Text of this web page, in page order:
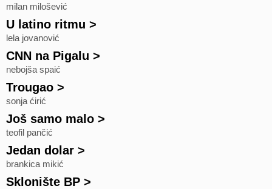
milan milošević
U latino ritmu >
lela jovanović
CNN na Pigalu >
nebojša spaić
Trougao >
sonja ćirić
Još samo malo >
teofil pančić
Jedan dolar >
brankica mikić
Sklonište BP >